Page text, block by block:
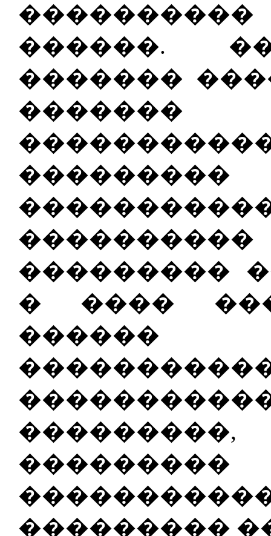
������.
�������
���������
� ����
������
���������